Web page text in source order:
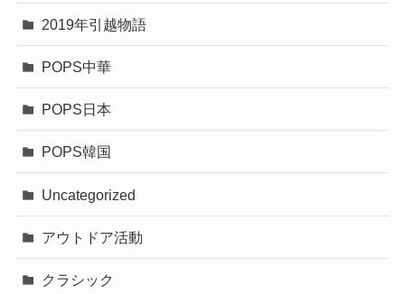
2019年引越物語
POPS中華
POPS日本
POPS韓国
Uncategorized
アウトドア活動
クラシック